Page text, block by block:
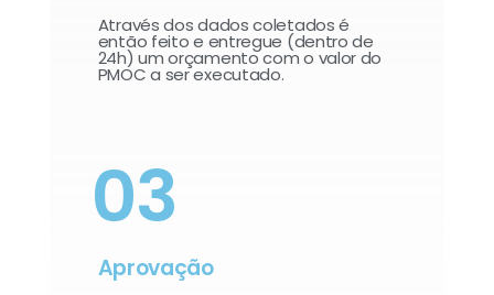
Através dos dados coletados é
então feito e entregue (dentro de
24h) um orçamento com o valor do
PMOC a ser executado.
03
Aprovação